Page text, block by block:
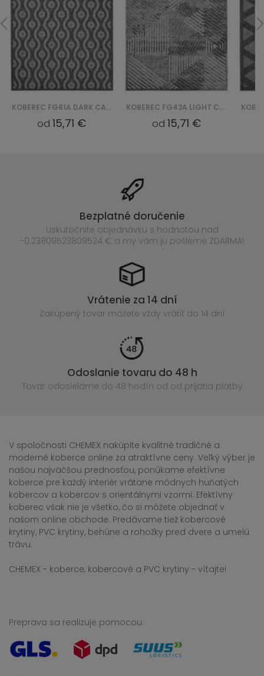
KOBEREC FG81A DARK CANSAS FOW - SZARY
od15,71 €
KOBEREC FG42A LIGHT CANSAS FOW - SZARY
od 15,71 €
Bezplatné doručenie
Uskutočnite objednávku s hodnotou nad
-0.23809523809524 € a my vám ju pošleme ZDARMA!
Vrátenie za 14 dní
Zakúpený tovar môžete vždy vrátiť do 14 dní
Odoslanie tovaru do 48 h
Tovar odosielame do 48 hodín od od prijatia platby
V spoločnosti CHEMEX nakúpite kvalitné tradičné a
moderné koberce online za atraktívne ceny. Veľký výber je
našou najväčšou prednosťou, ponúkame efektívne
koberce pre každý interiér vrátane módnych huňatých
kobercov a kobercov s orientálnymi vzormi. Efektívny
koberec však nie je všetko, čo si môžete objednať v
našom online obchode. Predávame tiež kobercové
krytiny, PVC krytiny, behúne a rohožky pred dvere a umelú
trávu.
CHEMEX - koberce, kobercové a PVC krytiny - vítajte!
Preprava sa realizuje pomocou: